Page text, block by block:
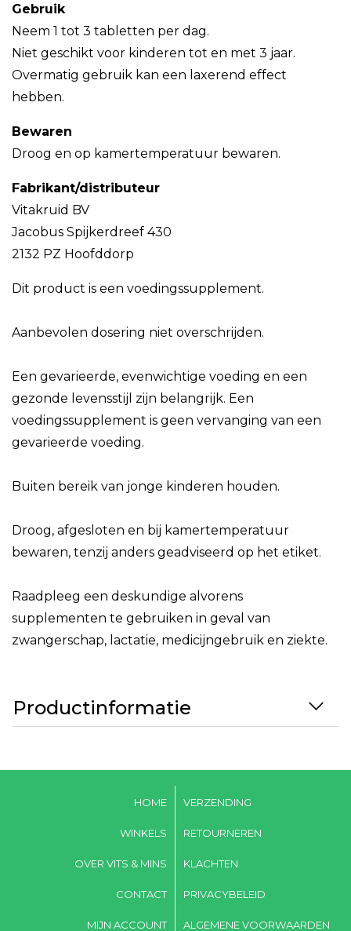
Gebruik
Neem 1 tot 3 tabletten per dag.
Niet geschikt voor kinderen tot en met 3 jaar.
Overmatig gebruik kan een laxerend effect
hebben.
Bewaren
Droog en op kamertemperatuur bewaren.
Fabrikant/distributeur
Vitakruid BV
Jacobus Spijkerdreef 430
2132 PZ Hoofddorp
Dit product is een voedingssupplement.
Aanbevolen dosering niet overschrijden.
Een gevarieerde, evenwichtige voeding en een
gezonde levensstijl zijn belangrijk. Een
voedingssupplement is geen vervanging van een
gevarieerde voeding.
Buiten bereik van jonge kinderen houden.
Droog, afgesloten en bij kamertemperatuur
bewaren, tenzij anders geadviseerd op het etiket.
Raadpleeg een deskundige alvorens
supplementen te gebruiken in geval van
zwangerschap, lactatie, medicijngebruik en ziekte.
Productinformatie
HOME
WINKELS
OVER VITS & MINS
CONTACT
MIJN ACCOUNT
VERZENDING
RETOURNEREN
KLACHTEN
PRIVACYBELEID
ALGEMENE VOORWAARDEN